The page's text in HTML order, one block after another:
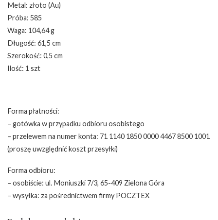
Metal: złoto (Au)
Próba: 585
Waga: 104,64 g
Długość: 61,5 cm
Szerokość: 0,5 cm
Ilość: 1 szt
Forma płatności:
– gotówka w przypadku odbioru osobistego
– przelewem na numer konta: 71 1140 1850 0000 4467 8500 1001
(proszę uwzględnić koszt przesyłki)
Forma odbioru:
– osobiście: ul. Moniuszki 7/3, 65-409 Zielona Góra
– wysyłka: za pośrednictwem firmy POCZTEX